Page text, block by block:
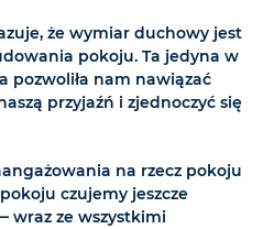
że wymiar duchowy jest
pokoju. Ta jedyna w
pozwoliła nam nawiązać
przyjaźń i zjednoczyć się
na rzecz pokoju
czujemy jeszcze
wraz ze wszystkimi